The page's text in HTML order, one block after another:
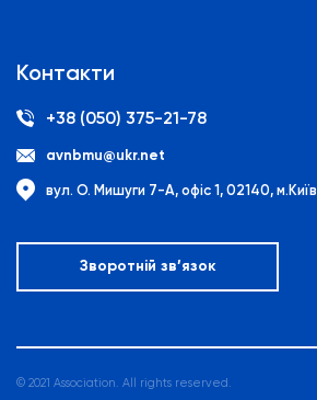
Контакти
+38 (050) 375-21-78
avnbmu@ukr.net
вул. О. Мишуги 7-А, офіс 1, 02140, м.Київ
Зворотній зв’язок
© 2021 Association. All rights reserved.